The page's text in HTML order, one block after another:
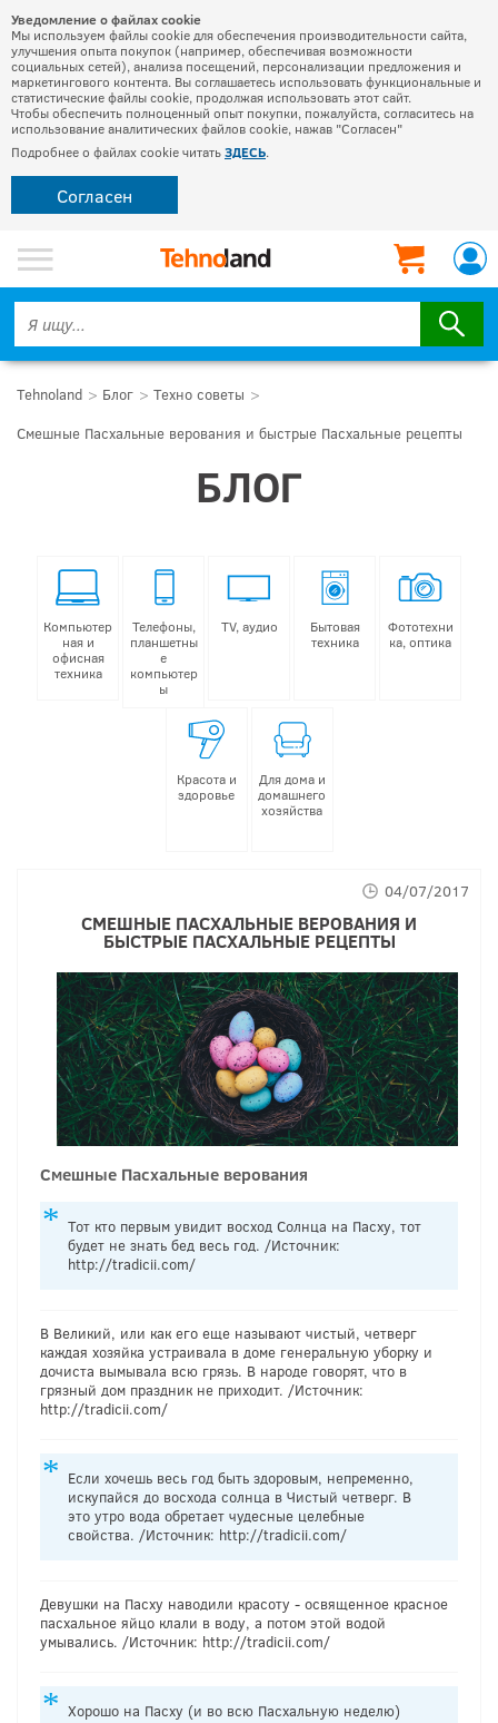
Уведомление о файлах cookie
Мы используем файлы cookie для обеспечения производительности сайта,
улучшения опыта покупок (например, обеспечивая возможности
социальных сетей), анализа посещений, персонализации предложения и
маркетингового контента. Вы соглашаетесь использовать функциональные и
статистические файлы cookie, продолжая использовать этот сайт.
Чтобы обеспечить полноценный опыт покупки, пожалуйста, согласитесь на
использование аналитических файлов cookie, нажав "Согласен"
Подробнее о файлах cookie читатьЗДЕСЬ.
Согласен
Tehnoland Блог
Техно советы
Смешные Пасхальные верования и быстрые Пасхальные рецепты
БЛОГ
Компьютер
ная и
офисная
техника
Телефоны,
планшетны
е
компьютер
ы
TV, аудио
Бытовая
техника
Фототехни
ка, оптика
Красота и
здоровье
Для дома и
домашнего
хозяйства
СМЕШНЫЕ ПАСХАЛЬНЫЕ ВЕРОВАНИЯ И
БЫСТРЫЕ ПАСХАЛЬНЫЕ РЕЦЕПТЫ
04/07/2017
Смешные Пасхальные верования
Тот кто первым увидит восход Солнца на Пасху, тот
будет не знать бед весь год. /Источник:
http://tradicii.com/
В Великий, или как его еще называют чистый, четверг
каждая хозяйка устраивала в доме генеральную уборку и
дочиста вымывала всю грязь. В народе говорят, что в
грязный дом праздник не приходит. /Источник:
http://tradicii.com/
Если хочешь весь год быть здоровым, непременно,
искупайся до восхода солнца в Чистый четверг. В
это утро вода обретает чудесные целебные
свойства. /Источник: http://tradicii.com/
Девушки на Пасху наводили красоту - освященное красное
пасхальное яйцо клали в воду, а потом этой водой
умывались. /Источник: http://tradicii.com/
Хорошо на Пасху (и во всю Пасхальную неделю)